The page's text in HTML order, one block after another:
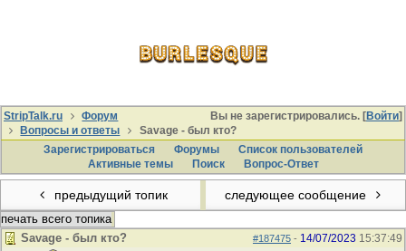
Вы не зарегистрировались. [Войти]
StripTalk.ru
Форум
Вопросы и ответы
Savage - был кто?
Зарегистрироваться
Форумы
Список пользователей
Активные темы
Поиcк Вопрос-Ответ
предыдущий топик следующее сообщение
печать всего топика
#187475 - 14/07/2023 15:37:49
Savage - был кто?